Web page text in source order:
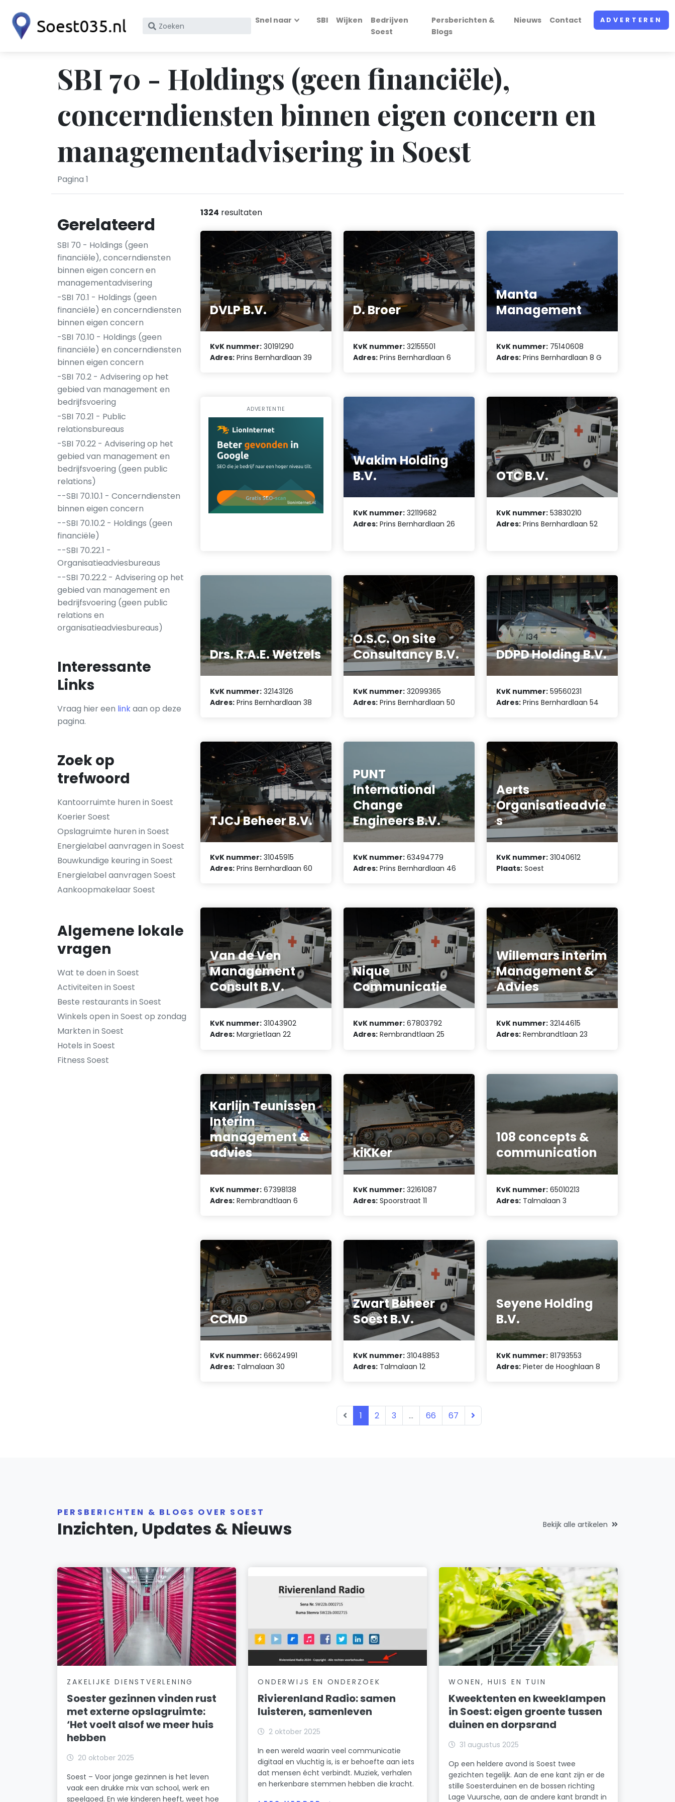
Zoek
KvK
nummer
Snel naar SBI Wijken
Bedrijven
Soest
Persberichten &
Blogs
Nieuws Contact ADVERTEREN
SBI 70 - Holdings (geen financiële),
concerndiensten binnen eigen concern en
managementadvisering in Soest
Pagina 1
Gerelateerd
SBI 70 - Holdings (geen
financiële), concerndiensten
binnen eigen concern en
managementadvisering
-SBI 70.1 - Holdings (geen
financiële) en concerndiensten
binnen eigen concern
-SBI 70.10 - Holdings (geen
financiële) en concerndiensten
binnen eigen concern
-SBI 70.2 - Advisering op het
gebied van management en
bedrijfsvoering
-SBI 70.21 - Public
relationsbureaus
-SBI 70.22 - Advisering op het
gebied van management en
bedrijfsvoering (geen public
relations)
--SBI 70.10.1 - Concerndiensten
binnen eigen concern
--SBI 70.10.2 - Holdings (geen
financiële)
--SBI 70.22.1 -
Organisatieadviesbureaus
--SBI 70.22.2 - Advisering op het
gebied van management en
bedrijfsvoering (geen public
relations en
organisatieadviesbureaus)
Interessante
Links
Vraag hier een linkaan op deze
pagina.
Zoek op
trefwoord
Kantoorruimte huren in Soest
Koerier Soest
Opslagruimte huren in Soest
Energielabel aanvragen in Soest
Bouwkundige keuring in Soest
Energielabel aanvragen Soest
Aankoopmakelaar Soest
Algemene lokale
vragen
Wat te doen in Soest
Activiteiten in Soest
Beste restaurants in Soest
Winkels open in Soest op zondag
Markten in Soest
Hotels in Soest
Fitness Soest
1324 resultaten
DVLP B.V.
KvK nummer: 30191290
Adres: Prins Bernhardlaan 39
D. Broer
KvK nummer: 32155501
Adres: Prins Bernhardlaan 6
Manta
Management
KvK nummer: 75140608
Adres: Prins Bernhardlaan 8 G
ADVERTENTIE
Wakim Holding
B.V.
KvK nummer: 32119682
Adres: Prins Bernhardlaan 26
OTC B.V.
KvK nummer: 53830210
Adres: Prins Bernhardlaan 52
Drs. R.A.E. Wetzels
KvK nummer: 32143126
Adres: Prins Bernhardlaan 38
O.S.C. On Site
Consultancy B.V.
KvK nummer: 32099365
Adres: Prins Bernhardlaan 50
DDPD Holding B.V.
KvK nummer: 59560231
Adres: Prins Bernhardlaan 54
TJCJ Beheer B.V.
KvK nummer: 31045915
Adres: Prins Bernhardlaan 60
PUNT
International
Change
Engineers B.V.
KvK nummer: 63494779
Adres: Prins Bernhardlaan 46
Aerts
Organisatieadvie
s
KvK nummer: 31040612
Plaats: Soest
Van de Ven
Management
Consult B.V.
KvK nummer: 31043902
Adres: Margrietlaan 22
Nique
Communicatie
KvK nummer: 67803792
Adres: Rembrandtlaan 25
Willemars Interim
Management &
Advies
KvK nummer: 32144615
Adres: Rembrandtlaan 23
Karlijn Teunissen
Interim
management &
advies
KvK nummer: 67398138
Adres: Rembrandtlaan 6
kiKKer
KvK nummer: 32161087
Adres: Spoorstraat 11
108 concepts &
communication
KvK nummer: 65010213
Adres: Talmalaan 3
CCMD
KvK nummer: 66624991
Adres: Talmalaan 30
Zwart Beheer
Soest B.V.
KvK nummer: 31048853
Adres: Talmalaan 12
Seyene Holding
B.V.
KvK nummer: 81793553
Adres: Pieter de Hooghlaan 8
1 2 3 ... 66 67
PERSBERICHTEN & BLOGS OVER SOEST
Inzichten, Updates & Nieuws Bekijk alle artikelen
ZAKELIJKE DIENSTVERLENING
Soester gezinnen vinden rust
met externe opslagruimte:
‘Het voelt alsof we meer huis
hebben
20 oktober 2025
Soest – Voor jonge gezinnen is het leven
vaak een drukke mix van school, werk en
speelgoed. En wie kinderen heeft, weet hoe
ONDERWIJS EN ONDERZOEK
Rivierenland Radio: samen
luisteren, samenleven
2 oktober 2025
In een wereld waarin veel communicatie
digitaal en vluchtig is, is er behoefte aan iets
dat mensen écht verbindt. Muziek, verhalen
en herkenbare stemmen hebben die kracht.
WONEN, HUIS EN TUIN
Kweektenten en kweeklampen
in Soest: eigen groente tussen
duinen en dorpsrand
31 augustus 2025
Op een heldere avond is Soest twee
gezichten tegelijk. Aan de ene kant zijn er de
stille Soesterduinen en de bossen richting
Lage Vuursche, aan de andere kant brandt in